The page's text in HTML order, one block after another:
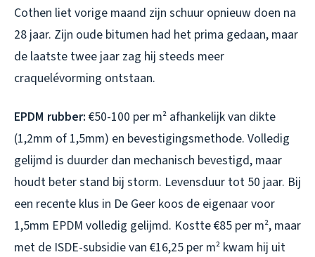
Cothen liet vorige maand zijn schuur opnieuw doen na
28 jaar. Zijn oude bitumen had het prima gedaan, maar
de laatste twee jaar zag hij steeds meer
craquelévorming ontstaan.
EPDM rubber: €50-100 per m² afhankelijk van dikte
(1,2mm of 1,5mm) en bevestigingsmethode. Volledig
gelijmd is duurder dan mechanisch bevestigd, maar
houdt beter stand bij storm. Levensduur tot 50 jaar. Bij
een recente klus in De Geer koos de eigenaar voor
1,5mm EPDM volledig gelijmd. Kostte €85 per m², maar
met de ISDE-subsidie van €16,25 per m² kwam hij uit